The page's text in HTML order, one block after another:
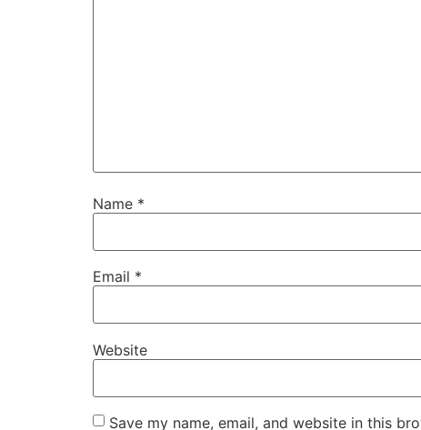
Name *
Email *
Website
Save my name, email, and website in this